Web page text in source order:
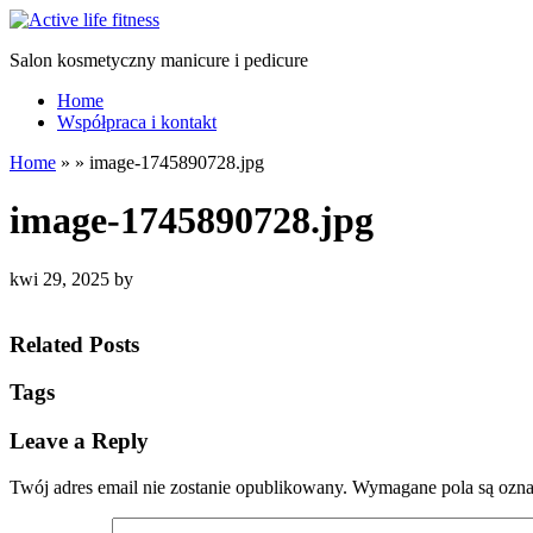
Salon kosmetyczny manicure i pedicure
Home
Współpraca i kontakt
Home » » image-1745890728.jpg
image-1745890728.jpg
kwi 29, 2025 by
Related Posts
Tags
Leave a Reply
Twój adres email nie zostanie opublikowany. Wymagane pola są